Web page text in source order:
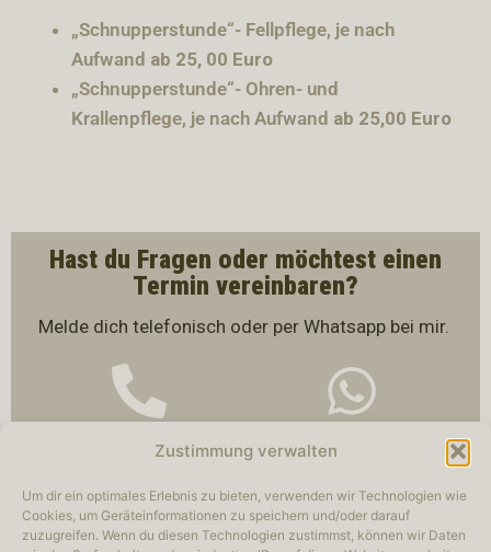
Zustimmung verwalten
Um dir ein optimales Erlebnis zu bieten, verwenden wir Technologien wie
Cookies, um Geräteinformationen zu speichern und/oder darauf
zuzugreifen. Wenn du diesen Technologien zustimmst, können wir Daten
„Schnupperstunde“- Fellpflege, je nach
Aufwand ab 25, 00 Euro
„Schnupperstunde“- Ohren- und
Krallenpflege, je nach Aufwand ab 25,00 Euro
Hast du Fragen oder möchtest einen
Termin vereinbaren?
Melde dich telefonisch oder per Whatsapp bei mir.
Datenschutz Impressum